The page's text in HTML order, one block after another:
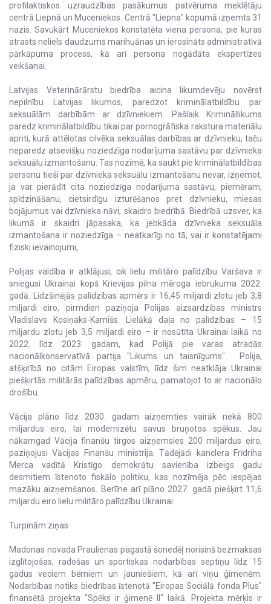
profilaktiskos uzraudzības pasākumus patvēruma meklētāju
centrā Liepnā un Muceniekos. Centrā "Liepna" kopumā izņemts 31
nazis. Savukārt Muceniekos konstatēta viena persona, pie kuras
atrasts neliels daudzums marihuānas un ierosināts administratīvā
pārkāpuma process, kā arī persona nogādāta ekspertīzes
veikšanai.
Latvijas Veterinārārstu biedrība aicina likumdevēju novērst
nepilnību Latvijas likumos, paredzot kriminālatbildību par
seksuālām darbībām ar dzīvniekiem. Pašlaik Krimināllikums
paredz kriminālatbildību tikai par pornogrāfiska rakstura materiālu
apriti, kurā attēlotas cilvēka seksuālas darbības ar dzīvnieku, taču
neparedz atsevišķu noziedzīga nodarījuma sastāvu par dzīvnieka
seksuālu izmantošanu. Tas nozīmē, ka saukt pie kriminālatbildības
personu tieši par dzīvnieka seksuālu izmantošanu nevar, izņemot,
ja var pierādīt cita noziedzīga nodarījuma sastāvu, piemēram,
spīdzināšanu, cietsirdīgu izturēšanos pret dzīvnieku, miesas
bojājumus vai dzīvnieka nāvi, skaidro biedrībā. Biedrībā uzsver, ka
likumā ir skaidri jāpasaka, ka jebkāda dzīvnieka seksuāla
izmantošana ir noziedzīga – neatkarīgi no tā, vai ir konstatējami
fiziski ievainojumi,
Polijas valdība ir atklājusi, cik lielu militāro palīdzību Varšava ir
sniegusi Ukrainai kopš Krievijas pilna mēroga iebrukuma 2022.
gadā. Līdzšinējās palīdzības apmērs ir 16,45 miljardi zlotu jeb 3,8
miljardi eiro, pirmdien paziņoja Polijas aizsardzības ministrs
Vladislavs Kosiņaks-Kamišs. Lielākā daļa no palīdzības – 15
miljardu zlotu jeb 3,5 miljardi eiro – ir nosūtīta Ukrainai laikā no
2022. līdz 2023. gadam, kad Polijā pie varas atradās
nacionālkonservatīvā partija "Likums un taisnīgums". Polija,
atšķirībā no citām Eiropas valstīm, līdz šim neatklāja Ukrainai
piešķirtās militārās palīdzības apmēru, pamatojot to ar nacionālo
drošību.
Vācija plāno līdz 2030. gadam aizņemties vairāk nekā 800
miljardus eiro, lai modernizētu savus bruņotos spēkus. Jau
nākamgad Vācija finanšu tirgos aizņemsies 200 miljardus eiro,
paziņojusi Vācijas Finanšu ministrija. Tādējādi kanclera Frīdriha
Merca vadītā Kristīgo demokrātu savienība izbeigs gadu
desmitiem īstenoto fiskālo politiku, kas nozīmēja pēc iespējas
mazāku aizņemšanos. Berlīne arī plāno 2027. gadā piešķirt 11,6
miljardu eiro lielu militāro palīdzību Ukrainai.
Turpinām ziņas
Madonas novada Praulienas pagastā šonedēļ norisinš bezmaksas
izglītojošas, radošas un sportiskas nodarbības septiņu līdz 15
gadus veciem bērniem un jauniešiem, kā arī viņu ģimenēm.
Nodarbības notiks biedrības īstenotā "Eiropas Sociālā fonda Plus"
finansētā projekta "Spēks ir ģimenē II" laikā. Projekta mērķis ir